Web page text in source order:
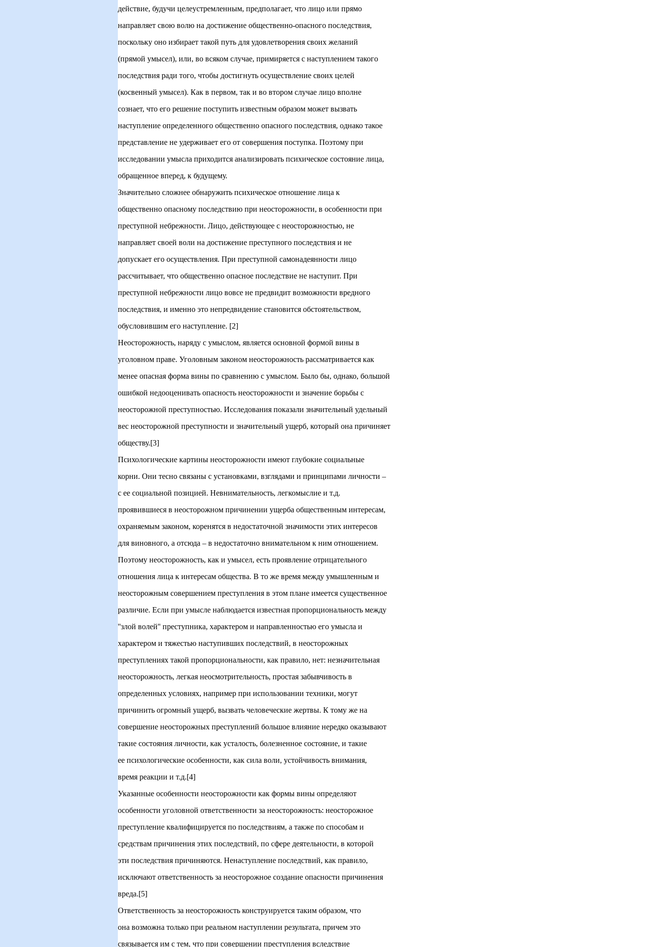
действие, будучи целеустремленным, предполагает, что лицо или прямо
направляет свою волю на достижение общественно-опасного последствия,
поскольку оно избирает такой путь для удовлетворения своих желаний
(прямой умысел), или, во всяком случае, примиряется с наступлением такого
последствия ради того, чтобы достигнуть осуществление своих целей
(косвенный умысел). Как в первом, так и во втором случае лицо вполне
сознает, что его решение поступить известным образом может вызвать
наступление определенного общественно опасного последствия, однако такое
представление не удерживает его от совершения поступка. Поэтому при
исследовании умысла приходится анализировать психическое состояние лица,
обращенное вперед, к будущему.
Значительно сложнее обнаружить психическое отношение лица к
общественно опасному последствию при неосторожности, в особенности при
преступной небрежности. Лицо, действующее с неосторожностью, не
направляет своей воли на достижение преступного последствия и не
допускает его осуществления. При преступной самонадеянности лицо
рассчитывает, что общественно опасное последствие не наступит. При
преступной небрежности лицо вовсе не предвидит возможности вредного
последствия, и именно это непредвидение становится обстоятельством,
обусловившим его наступление. [2]
Неосторожность, наряду с умыслом, является основной формой вины в
уголовном праве. Уголовным законом неосторожность рассматривается как
менее опасная форма вины по сравнению с умыслом. Было бы, однако, большой
ошибкой недооценивать опасность неосторожности и значение борьбы с
неосторожной преступностью. Исследования показали значительный удельный
вес неосторожной преступности и значительный ущерб, который она причиняет
обществу.[3]
Психологические картины неосторожности имеют глубокие социальные
корни. Они тесно связаны с установками, взглядами и принципами личности –
с ее социальной позицией. Невнимательность, легкомыслие и т.д.
проявившиеся в неосторожном причинении ущерба общественным интересам,
охраняемым законом, коренятся в недостаточной значимости этих интересов
для виновного, а отсюда – в недостаточно внимательном к ним отношением.
Поэтому неосторожность, как и умысел, есть проявление отрицательного
отношения лица к интересам общества. В то же время между умышленным и
неосторожным совершением преступления в этом плане имеется существенное
различие. Если при умысле наблюдается известная пропорциональность между
''злой волей'' преступника, характером и направленностью его умысла и
характером и тяжестью наступивших последствий, в неосторожных
преступлениях такой пропорциональности, как правило, нет: незначительная
неосторожность, легкая неосмотрительность, простая забывчивость в
определенных условиях, например при использовании техники, могут
причинить огромный ущерб, вызвать человеческие жертвы. К тому же на
совершение неосторожных преступлений большое влияние нередко оказывают
такие состояния личности, как усталость, болезненное состояние, и такие
ее психологические особенности, как сила воли, устойчивость внимания,
время реакции и т.д.[4]
Указанные особенности неосторожности как формы вины определяют
особенности уголовной ответственности за неосторожность: неосторожное
преступление квалифицируется по последствиям, а также по способам и
средствам причинения этих последствий, по сфере деятельности, в которой
эти последствия причиняются. Ненаступление последствий, как правило,
исключают ответственность за неосторожное создание опасности причинения
вреда.[5]
Ответственность за неосторожность конструируется таким образом, что
она возможна только при реальном наступлении результата, причем это
связывается им с тем, что при совершении преступления вследствие